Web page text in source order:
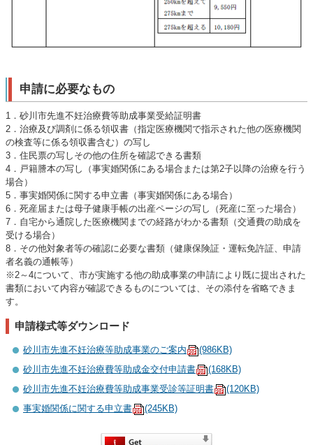
申請に必要なもの
1．砂川市先進不妊治療費等助成事業受給証明書
2．治療及び調剤に係る領収書（指定医療機関で指示された他の医療機関
の検査等に係る領収書含む）の写し
3．住民票の写しその他の住所を確認できる書類
4．戸籍謄本の写し（事実婚関係にある場合または第2子以降の治療を行う
場合）
5．事実婚関係に関する申立書（事実婚関係にある場合）
6．死産届または母子健康手帳の出産ページの写し（死産に至った場合）
7．自宅から通院した医療機関までの経路がわかる書類（交通費の助成を
受ける場合）
8．その他対象者等の確認に必要な書類（健康保険証・運転免許証、申請
者名義の通帳等）
※2～4について、市が実施する他の助成事業の申請により既に提出された
書類において内容が確認できるものについては、その添付を省略できま
す。
申請様式等ダウンロード
砂川市先進不妊治療等助成事業のご案内
(986KB)
砂川市先進不妊治療費等助成金交付申請書
(168KB)
砂川市先進不妊治療費等助成事業受診等証明書
(120KB)
事実婚関係に関する申立書
(245KB)